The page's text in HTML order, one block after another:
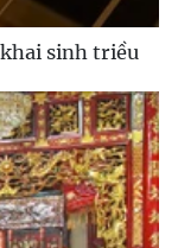
khai sinh triều